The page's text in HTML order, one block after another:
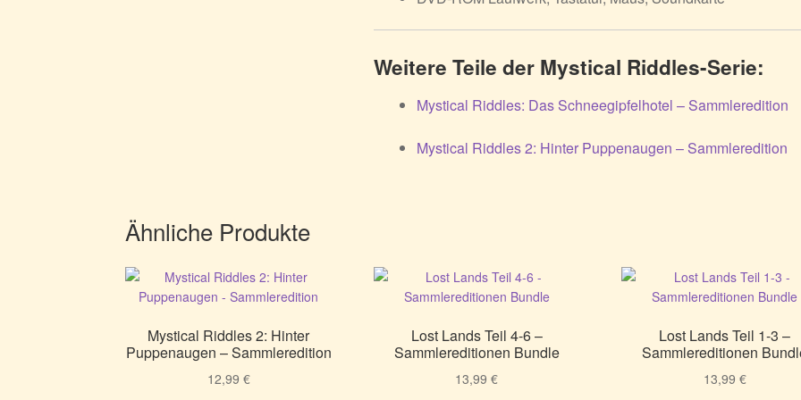
Weitere Teile der Mystical Riddles-Serie:
Mystical Riddles: Das Schneegipfelhotel – Sammleredition
Mystical Riddles 2: Hinter Puppenaugen – Sammleredition
Ähnliche Produkte
Mystical Riddles 2: Hinter
Puppenaugen – Sammleredition
12,99 €
Lost Lands Teil 4-6 –
Sammlereditionen Bundle
13,99€
Lost Lands Teil 1-3 –
Sammlereditionen
13,99 €